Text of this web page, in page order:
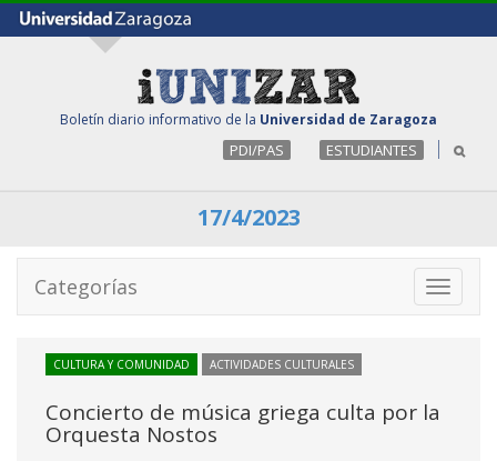
Boletín diario informativo de la Universidad de Zaragoza
PDI/PAS ESTUDIANTES
17/4/2023
Toggle
Categorías
CULTURA Y COMUNIDAD ACTIVIDADES CULTURALES
Concierto de música griega culta por la
Orquesta Nostos